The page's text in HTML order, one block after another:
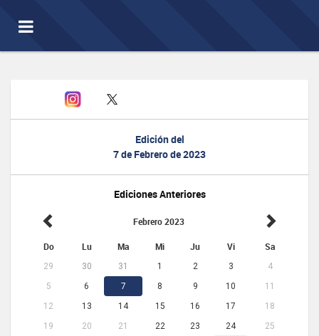
Toggle
navigation
Edición del
7 de Febrero de 2023
Ediciones Anteriores
Febrero 2023
Do Lu Ma Mi Ju Vi Sa
29 30 31 1 2 3
4
5
6 7 8 9 10
11
12
13 14 15 16 17
18
19
20 21 22 23 24 25